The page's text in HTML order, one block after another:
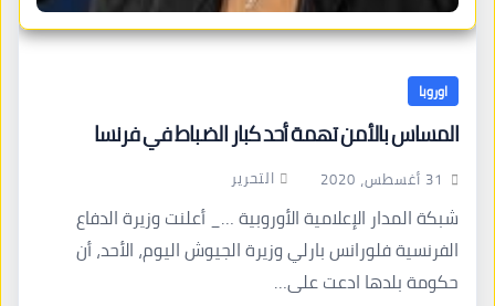
اوروبا
المساس بالأمن تهمة أحد كبار الضباط في فرنسا
31 أغسطس، 2020 التحرير
شبكة المدار الإعلامية الأوروبية …_ أعلنت وزيرة الدفاع
الفرنسية فلورانس بارلي وزيرة الجيوش اليوم، الأحد، أن
حكومة بلدها ادعت على…